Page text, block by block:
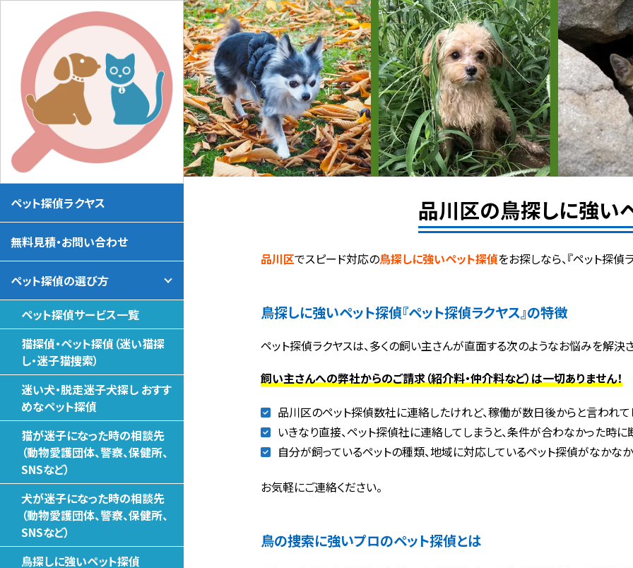
品川区の鳥探しに強い
品川区でスピード対応の鳥探しに強いペット探偵をお探しなら、『ペット探偵
鳥探しに強いペット探偵『ペット探偵ラクヤス』の特徴
ペット探偵ラクヤスは、多くの飼い主さんが直面する次のようなお悩みを解決
飼い主さんへの弊社からのご請求（紹介料・仲介料など）は一切ありません！
品川区のペット探偵数社に連絡したけれど、稼働が数日後からと言われて
いきなり直接、ペット探偵社に連絡してしまうと、条件が合わなかった時に
自分が飼っているペットの種類、地域に対応しているペット探偵がなかな
お気軽にご連絡ください。
鳥の捜索に強いプロのペット探偵とは
ペット探偵ラクヤス
無料見積・お問い合わせ
ペット探偵の選び方
ペット探偵サービス一覧
猫探偵・ペット探偵（迷い猫探
し・迷子猫捜索）
迷い犬・脱走迷子犬探し おすす
めなペット探偵
猫が迷子になった時の相談先
（動物愛護団体、警察、保健所、
SNSなど）
犬が迷子になった時の相談先
（動物愛護団体、警察、保健所、
SNSなど）
鳥探しに強いペット探偵